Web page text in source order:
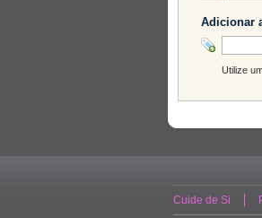
Adicionar
Utilize
Cuide de Si